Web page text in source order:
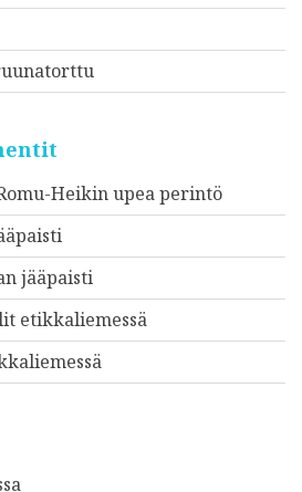
Heikin upea perintö
jääpaisti
etikkaliemessä